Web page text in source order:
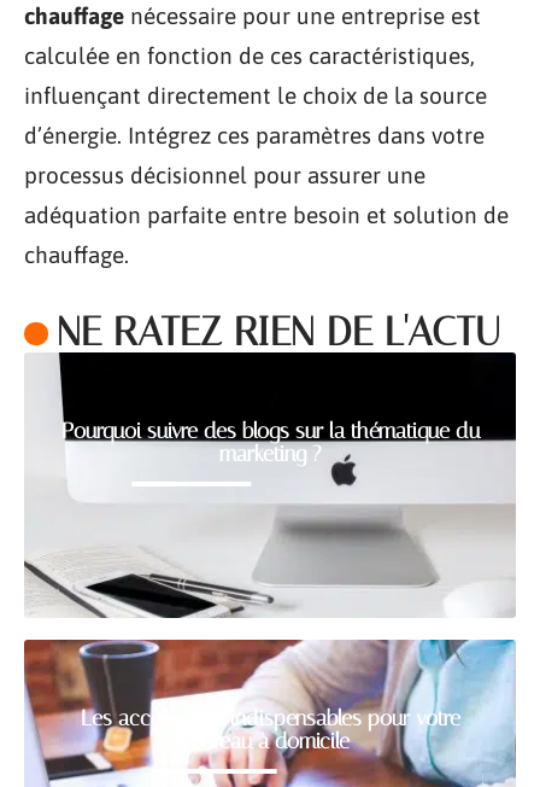
chauffage nécessaire pour une entreprise est
calculée en fonction de ces caractéristiques,
influençant directement le choix de la source
d’énergie. Intégrez ces paramètres dans votre
processus décisionnel pour assurer une
adéquation parfaite entre besoin et solution de
chauffage.
NE RATEZ RIEN DE L'ACTU
Pourquoi suivre des blogs sur la thématique du
marketing ?
Les accessoires indispensables pour votre
bureau à domicile